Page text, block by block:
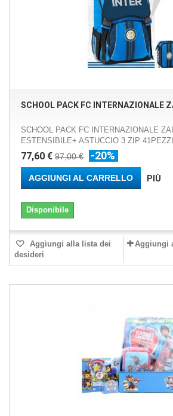
SCHOOL PACK FC INTERNAZIONALE
SCHOOL PACK FC INTERNAZIONALE
ESTENSIBILE+ ASTUCCIO 3 ZIP
77,60 € 97,00 € -20%
AGGIUNGI AL CARRELLO PIÙ
Disponibile
Aggiungi alla lista dei
desideri
Aggiungi